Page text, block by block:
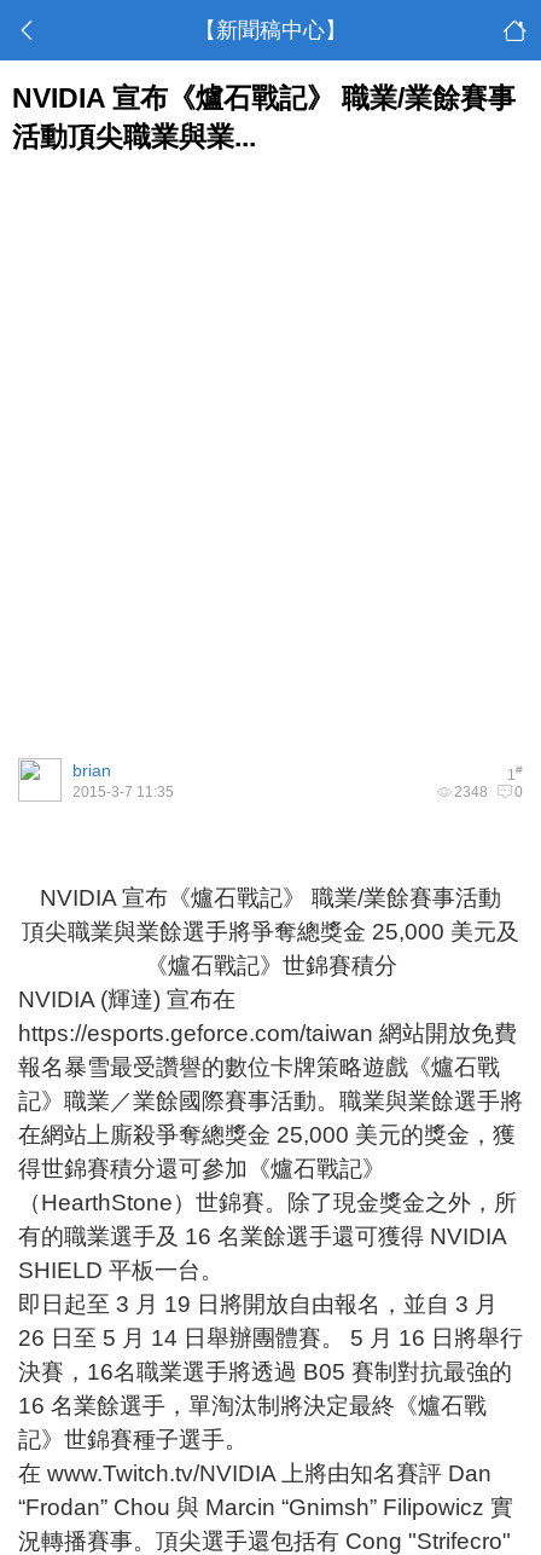
【新聞稿中心】
NVIDIA 宣布《爐石戰記》 職業/業餘賽事
活動頂尖職業與業...
1#
brian
2348 0
2015-3-7 11:35
NVIDIA 宣布《爐石戰記》 職業/業餘賽事活動
頂尖職業與業餘選手將爭奪總獎金 25,000 美元及
《爐石戰記》世錦賽積分
NVIDIA (輝達) 宣布在
https://esports.geforce.com/taiwan 網站開放免費
報名暴雪最受讚譽的數位卡牌策略遊戲《爐石戰
記》職業／業餘國際賽事活動。職業與業餘選手將
在網站上廝殺爭奪總獎金 25,000 美元的獎金，獲
得世錦賽積分還可參加《爐石戰記》
（HearthStone）世錦賽。除了現金獎金之外，所
有的職業選手及 16 名業餘選手還可獲得 NVIDIA
SHIELD 平板一台。
即日起至 3 月 19 日將開放自由報名，並自 3 月
26 日至 5 月 14 日舉辦團體賽。 5 月 16 日將舉行
決賽，16名職業選手將透過 B05 賽制對抗最強的
16 名業餘選手，單淘汰制將決定最終《爐石戰
記》世錦賽種子選手。
在 www.Twitch.tv/NVIDIA 上將由知名賽評 Dan
“Frodan” Chou 與 Marcin “Gnimsh” Filipowicz 實
況轉播賽事。頂尖選手還包括有 Cong "Strifecro"